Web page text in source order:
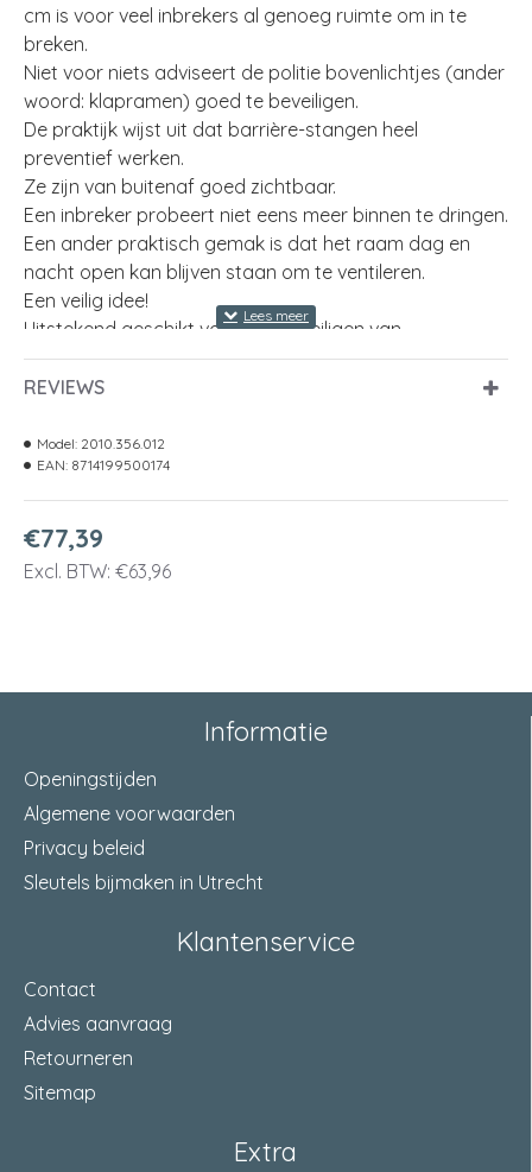
cm is voor veel inbrekers al genoeg ruimte om in te
breken.
Niet voor niets adviseert de politie bovenlichtjes (ander
woord: klapramen) goed te beveiligen.
De praktijk wijst uit dat barrière-stangen heel
preventief werken.
Ze zijn van buitenaf goed zichtbaar.
Een inbreker probeert niet eens meer binnen te dringen.
Een ander praktisch gemak is dat het raam dag en
nacht open kan blijven staan om te ventileren.
Een veilig idee!
Uitstekend geschikt voor het beveiligen van
langwerpige bovenlichten, die voorzien zijn van een
raamuitzetter die hoger is dan 15 cm
Geschikt voor binnengebruik (niet in vochtige ruimtes)
Geleverd inclusief montagemateriaal
uitschuifbaar
montage in de dag
wit (RAL 9010)
materiaal
lengte
keurmerk
27 x 25 Millimeter
min. montagebreedte
REVIEWS
€77,39
Excl. BTW: €63,96
Model: 2010.356.012
EAN: 8714199500174
Informatie
Openingstijden
Algemene voorwaarden
Privacy beleid
Sleutels bijmaken in Utrecht
Klantenservice
Contact
Advies aanvraag
Retourneren
Sitemap
Extra